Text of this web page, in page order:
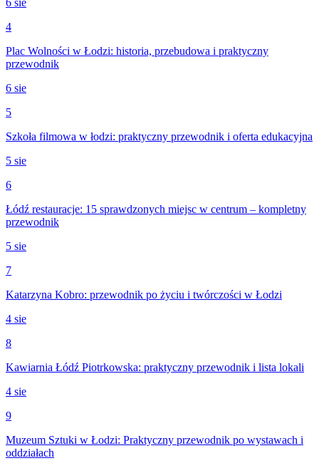
4
Plac Wolności w Łodzi: historia, przebudowa i praktyczny
przewodnik
6 sie
5
Szkoła filmowa w łodzi: praktyczny przewodnik i oferta edukacyjna
5 sie
6
Łódź restauracje: 15 sprawdzonych miejsc w centrum – kompletny
przewodnik
5 sie
7
Katarzyna Kobro: przewodnik po życiu i twórczości w Łodzi
4 sie
8
Kawiarnia Łódź Piotrkowska: praktyczny przewodnik i lista lokali
4 sie
9
Muzeum Sztuki w Łodzi: Praktyczny przewodnik po wystawach i
oddziałach